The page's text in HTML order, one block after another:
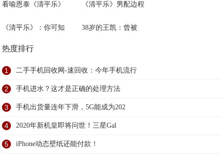
看喻恩泰《清平乐》 《清平乐》男配边程
《清平乐》：你可知 38岁的王凯：曾被
热度排行
1 二手手机回收网-速回收：今年手机流行
2 手机进水？这才是正确的处理方法
3 手机出货量连年下滑，5G能成为202
4 2020年新机皇即将问世！三星Gal
5 iPhone动态壁纸还能付款！